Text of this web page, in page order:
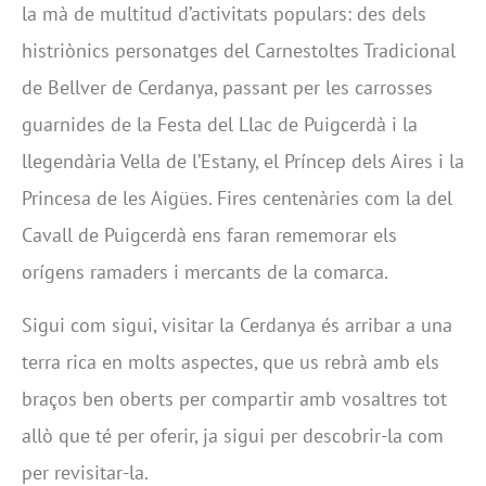
la mà de multitud d’activitats populars: des dels
histriònics personatges del Carnestoltes Tradicional
de Bellver de Cerdanya, passant per les carrosses
guarnides de la Festa del Llac de Puigcerdà i la
llegendària Vella de l’Estany, el Príncep dels Aires i la
Princesa de les Aigües. Fires centenàries com la del
Cavall de Puigcerdà ens faran rememorar els
orígens ramaders i mercants de la comarca.
Sigui com sigui, visitar la Cerdanya és arribar a una
terra rica en molts aspectes, que us rebrà amb els
braços ben oberts per compartir amb vosaltres tot
allò que té per oferir, ja sigui per descobrir-la com
per revisitar-la.